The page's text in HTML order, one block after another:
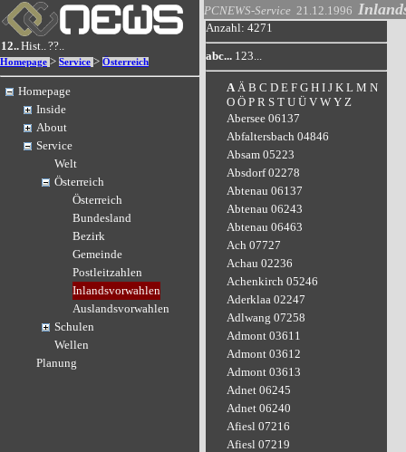
12..Hist..??..
Homepage > Service > Österreich
Homepage
Inside
About
Service
Welt
Österreich
Österreich
Bundesland
Bezirk
Gemeinde
Postleitzahlen
Inlandsvorwahlen
Auslandsvorwahlen
Schulen
Wellen
Planung
PCNEWS-Service 21.12.1996
Anzahl: 4271
abc... 123...
A Ä B C D E F G H I J K L M N
O Ö P R S T U Ü V W Y Z
Abersee 06137
Abfaltersbach 04846
Absam 05223
Absdorf 02278
Abtenau 06137
Abtenau 06243
Abtenau 06463
Ach 07727
Achau 02236
Achenkirch 05246
Aderklaa 02247
Adlwang 07258
Admont 03611
Admont 03612
Admont 03613
Adnet 06245
Adnet 06240
Afiesl 07216
Afiesl 07219